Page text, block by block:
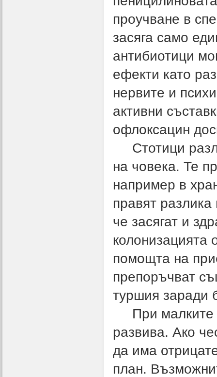
проучване в
засяга само
антибиотици
ефекти като
нервите и
активни
офлоксацин
Стотици
на човека. Те
например в
правят
че засягат и
колонизацията
помощта на
препоръчват
туршия заради
При малките
развива. Ако
да има
план.